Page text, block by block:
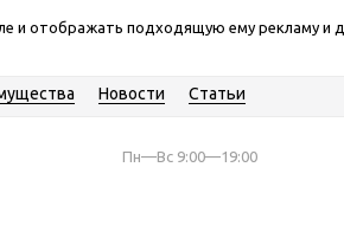
и отображать подходящую ему рекламу
Новости Статьи
Пн—Вс 9:00—19:00